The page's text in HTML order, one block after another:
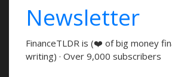
Newsletter
FinanceTLDR is (❤️ of big money
writing) · Over 9,000 subscribers